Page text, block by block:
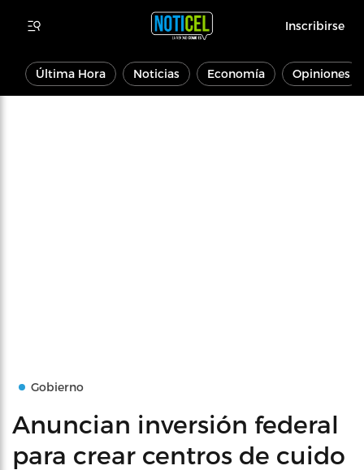
Inscribirse
Última Hora Noticias Economía Opiniones
Gobierno
Anuncian inversión federal
para crear centros de cuido